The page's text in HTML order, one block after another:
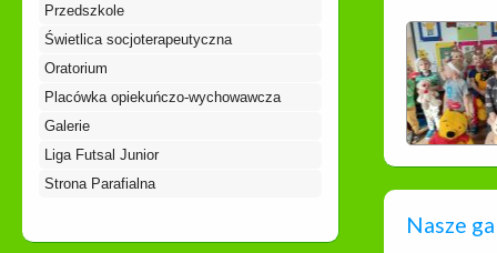
Przedszkole
Świetlica socjoterapeutyczna
Oratorium
Placówka opiekuńczo-wychowawcza
Galerie
Liga Futsal Junior
Strona Parafialna
Nasze